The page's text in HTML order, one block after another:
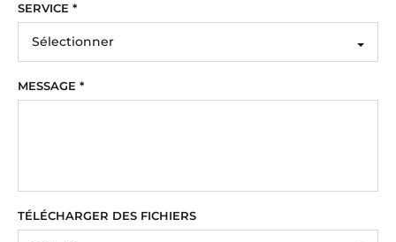
SERVICE *
MESSAGE *
TÉLÉCHARGER DES FICHIERS